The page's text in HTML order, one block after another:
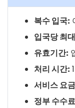
복수 입국:
입국당 최
유효기간:
처리 시간:
서비스 요
정부 수수